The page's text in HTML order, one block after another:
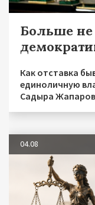
Больше не
Как отставка
единоличную
Садыра
04.08